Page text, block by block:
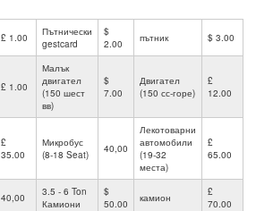
£ 1.00
Пътнически
gestcard
$
2.00
пътник $ 3.00
£ 1.00
Малък
двигател
(150 шест
вв)
$
7.00
Двигател
(150 сс-горе)
£
12.00
£
35.00
Микробус
(8-18 Seat)
40,00
Лекотоварни
автомобили
(19-32
места)
£
65.00
40,00
3.5 - 6 Ton
Камиони
$
50.00
камион
£
70.00